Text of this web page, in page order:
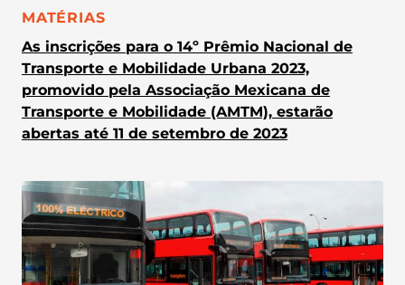
CATEGORIA:
MATÉRIAS
As inscrições para o 14º Prêmio Nacional de
Transporte e Mobilidade Urbana 2023,
promovido pela Associação Mexicana de
Transporte e Mobilidade (AMTM), estarão
abertas até 11 de setembro de 2023